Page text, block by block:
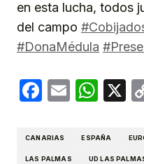
en esta lucha, todos
del campo
#DonaMédula
Email X
CANARIAS ESPAÑA
LAS PALMAS UD LAS